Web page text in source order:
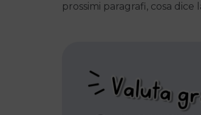
prossimi paragrafi, cosa dice